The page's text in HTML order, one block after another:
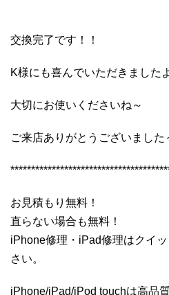
交換完了です！！
K様にも喜んでいただきました
大切にお使いくださいね～
ご来店ありがとうございました
お見積もり無料！
直らない場合も無料！
iPhone修理・iPad修理はクイ
さい。
iPhone/iPad/iPod touchは高品